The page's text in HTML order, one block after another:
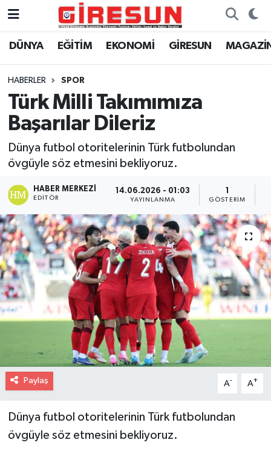
DÜNYA EĞİTİM EKONOMİ GİRESUN
HABERLER SPOR
Türk Milli Takımımıza
Başarılar Dileriz
Dünya futbol otoritelerinin Türk futbolundan
övgüyle söz etmesini bekliyoruz.
HABER MERKEZI
EDITÖR
14.06.2026 - 01:03
YAYINLANMA
1
GÖSTERIM
Paylaş A- A+
Dünya futbol otoritelerinin Türk futbolundan
övgüyle söz etmesini bekliyoruz.
Hava Durumu
Trafik Durumu
Süper Lig Puan Durumu ve Fikstür
Son Dakika Haberleri
Haber Arşivi